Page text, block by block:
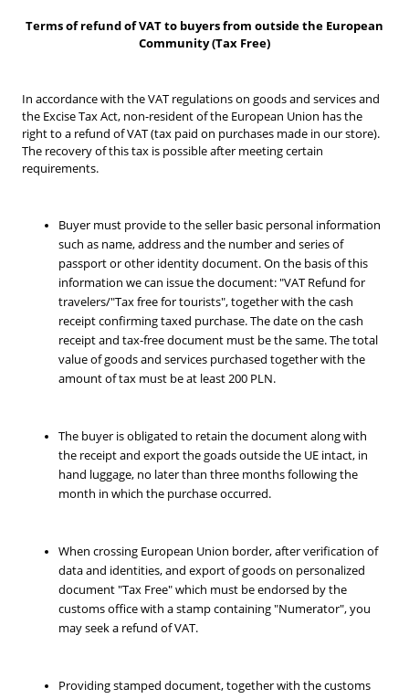
Terms of refund of VAT to buyers from outside the European
Community (Tax Free)
In accordance with the VAT regulations on goods and services and
the Excise Tax Act, non-resident of the European Union has the
right to a refund of VAT (tax paid on purchases made in our store).
The recovery of this tax is possible after meeting certain
requirements.
Buyer must provide to the seller basic personal information
such as name, address and the number and series of
passport or other identity document. On the basis of this
information we can issue the document: "VAT Refund for
travelers/"Tax free for tourists", together with the cash
receipt confirming taxed purchase. The date on the cash
receipt and tax-free document must be the same. The total
value of goods and services purchased together with the
amount of tax must be at least 200 PLN.
The buyer is obligated to retain the document along with
the receipt and export the goads outside the UE intact, in
hand luggage, no later than three months following the
month in which the purchase occurred.
When crossing European Union border, after verification of
data and identities, and export of goods on personalized
document "Tax Free" which must be endorsed by the
customs office with a stamp containing "Numerator", you
may seek a refund of VAT.
Providing stamped document, together with the customs